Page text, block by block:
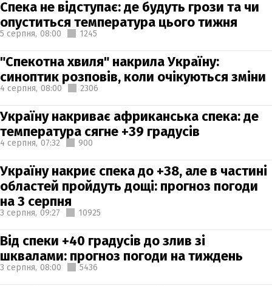
Спека не відступає: де будуть грози та чи
опуститься температура цього тижня
5 серпня, 08:00 1245
"Спекотна хвиля" накрила Україну:
синоптик розповів, коли очікуються зміни
4 серпня, 08:00 2306
Україну накриває африканська спека: де
температура сягне +39 градусів
4 серпня, 07:32 900
Україну накриє спека до +38, але в частині
областей пройдуть дощі: прогноз погоди
на 3 серпня
3 серпня, 09:27 10925
Від спеки +40 градусів до злив зі
шквалами: прогноз погоди на тиждень
3 серпня, 08:00 5436